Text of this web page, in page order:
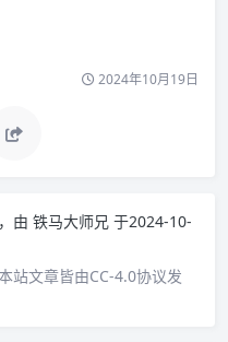
2024年10月19日
由 铁马大师兄 于2024-10-
站文章皆由CC-4.0协议发